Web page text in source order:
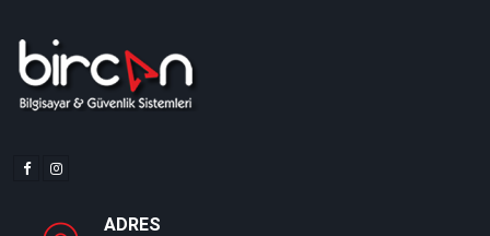
ADRES